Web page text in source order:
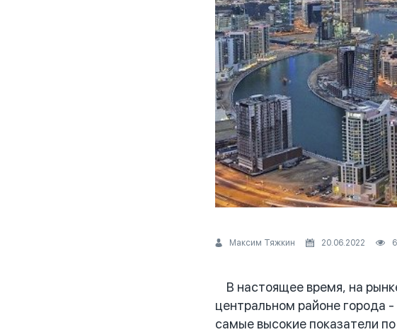
Максим Тяжкин 20.06.2022
В настоящее время, на
центральном районе города
самые высокие показатели